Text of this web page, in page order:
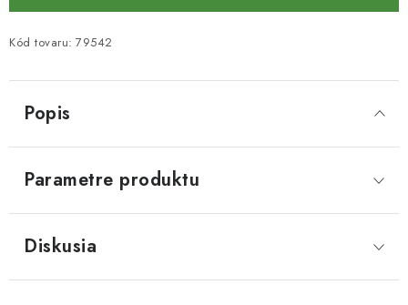
Kód tovaru: 79542
Popis
Parametre produktu
Diskusia